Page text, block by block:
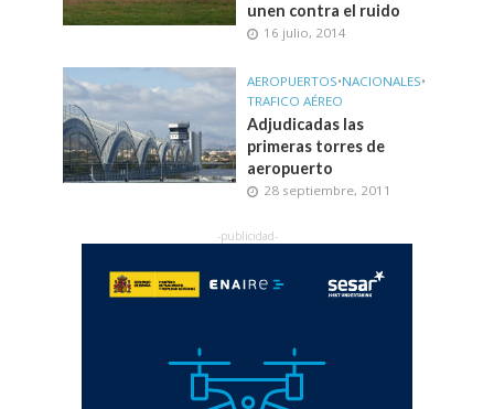
unen contra el ruido
16 julio, 2014
AEROPUERTOS•NACIONALES•
TRAFICO AÉREO
Adjudicadas las
primeras torres de
aeropuerto
28 septiembre, 2011